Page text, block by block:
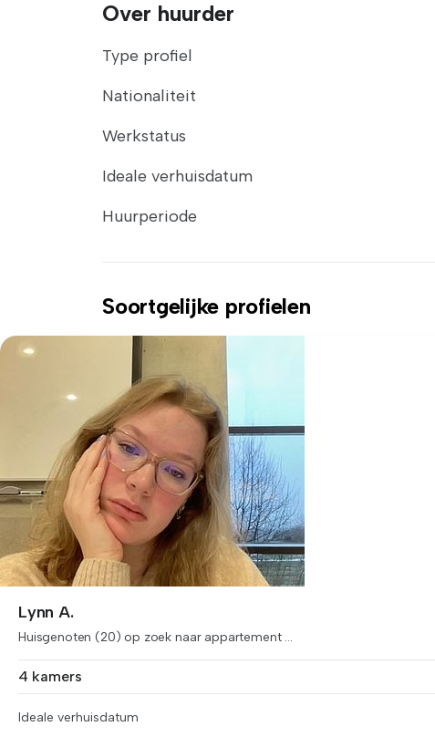
Over huurder
Type profiel
Nationaliteit
Werkstatus
Ideale verhuisdatum
Huurperiode
Soortgelijke profielen
Lynn A.
Huisgenoten (20) op zoek naar appartement ...
4 kamers
Ideale verhuisdatum